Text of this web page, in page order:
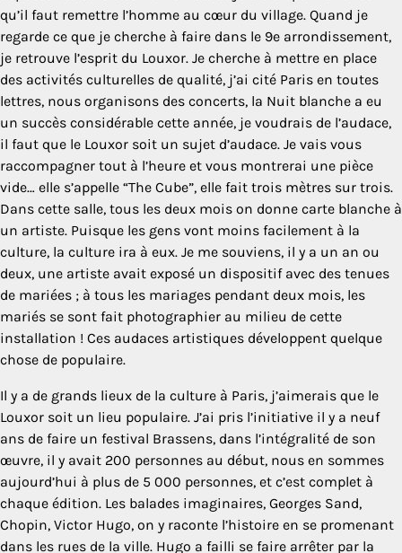
qu’il faut remettre l’homme au cœur du village. Quand je
regarde ce que je cherche à faire dans le 9e arrondissement,
je retrouve l’esprit du Louxor. Je cherche à mettre en place
des activités culturelles de qualité, j’ai cité Paris en toutes
lettres, nous organisons des concerts, la Nuit blanche a eu
un succès considérable cette année, je voudrais de l’audace,
il faut que le Louxor soit un sujet d’audace. Je vais vous
raccompagner tout à l’heure et vous montrerai une pièce
vide… elle s’appelle “The Cube”, elle fait trois mètres sur trois.
Dans cette salle, tous les deux mois on donne carte blanche à
un artiste. Puisque les gens vont moins facilement à la
culture, la culture ira à eux. Je me souviens, il y a un an ou
deux, une artiste avait exposé un dispositif avec des tenues
de mariées ; à tous les mariages pendant deux mois, les
mariés se sont fait photographier au milieu de cette
installation ! Ces audaces artistiques développent quelque
chose de populaire.
Il y a de grands lieux de la culture à Paris, j’aimerais que le
Louxor soit un lieu populaire. J’ai pris l’initiative il y a neuf
ans de faire un festival Brassens, dans l’intégralité de son
œuvre, il y avait 200 personnes au début, nous en sommes
aujourd’hui à plus de 5 000 personnes, et c’est complet à
chaque édition. Les balades imaginaires, Georges Sand,
Chopin, Victor Hugo, on y raconte l’histoire en se promenant
dans les rues de la ville. Hugo a failli se faire arrêter par la